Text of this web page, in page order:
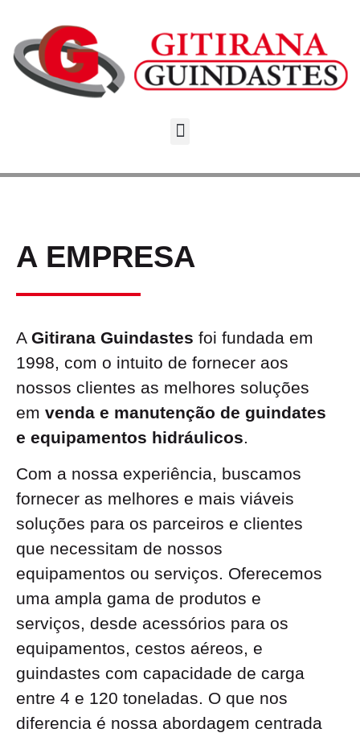
A EMPRESA
A Gitirana Guindastes foi fundada em
1998, com o intuito de fornecer aos
nossos clientes as melhores soluções
em venda e manutenção de guindates
e equipamentos hidráulicos
Com a nossa experiência, buscamos
fornecer as melhores e mais viáveis
soluções para os parceiros e clientes
que necessitam de nossos
equipamentos ou serviços. Oferecemos
uma ampla gama de produtos e
serviços, desde acessórios para os
equipamentos, cestos aéreos, e
guindastes com capacidade de carga
entre 4 e 120 toneladas. O que nos
diferencia é nossa abordagem centrada